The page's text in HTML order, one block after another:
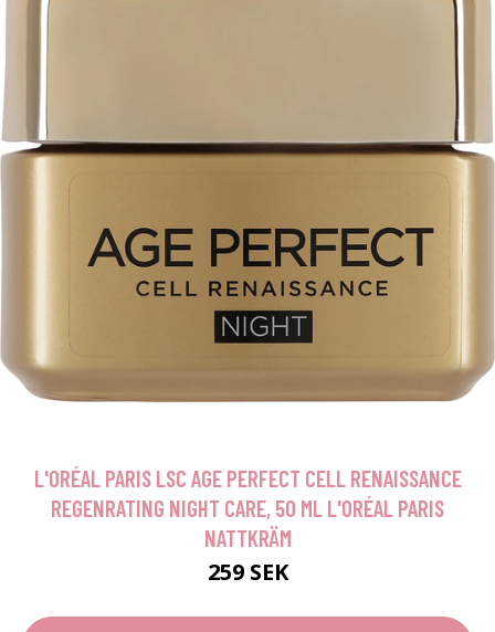
L'ORÉAL PARIS LSC AGE PERFECT CELL RENAISSANCE
REGENRATING NIGHT CARE, 50 ML L'ORÉAL PARIS
NATTKRÄM
259 SEK